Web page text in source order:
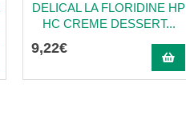
DELICAL LA FLORIDINE HP
HC CREME DESSERT...
9,22€